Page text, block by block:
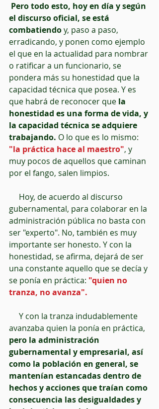
Pero todo esto, hoy en día y según
el discurso oficial, se está
combatiendo y, paso a paso,
erradicando, y ponen como ejemplo
el que en la actualidad para nombrar
o ratificar a un funcionario, se
pondera más su honestidad que la
capacidad técnica que posea. Y es
que habrá de reconocer que la
honestidad es una forma de vida, y
la capacidad técnica se adquiere
trabajando. O lo que es lo mismo:
"la práctica hace al maestro", y
muy pocos de aquellos que caminan
por el fango, salen limpios.
gubernamental, para colaborar en la
administración pública no basta con
ser "experto". No, también es muy
importante ser honesto. Y con la
honestidad, se afirma, dejará de ser
una constante aquello que se decía y
se ponía en práctica: "quien no
tranza, no avanza".
avanzaba quien la ponía en práctica,
pero la administración
gubernamental y empresarial, así
como la población en general, se
mantenían estancadas dentro de
hechos y acciones que traían como
consecuencia las desigualdades y